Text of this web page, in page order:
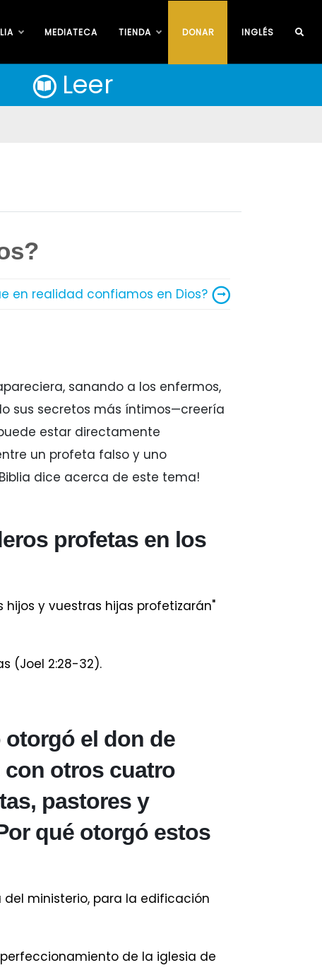
MEDIATECA TIENDA DONAR INGLÉS
Leer
en realidad confiamos en Dios?
sanando a los enfermos,
sus secretos más íntimos—creería
estar directamente
un profeta falso y uno
dice acerca de este tema!
profetas en los
hijos y vuestras hijas profetizarán"
(Joel 2:28-32).
otorgó el don de
otros cuatro
pastores y
qué otorgó estos
ministerio, para la edificación
de la iglesia de